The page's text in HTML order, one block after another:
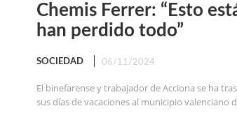
Chemis Ferrer: “Esto
han perdido todo”
SOCIEDAD 06/11/2024
El binefarense y trabajador de Acciona se ha
sus días de vacaciones al municipio valenciano